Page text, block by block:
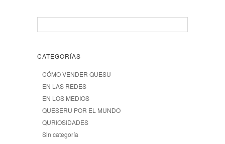
CATEGORÍAS
CÓMO VENDER QUESU
EN LAS REDES
EN LOS MEDIOS
QUESERU POR EL MUNDO
QURIOSIDADES
Sin categoría